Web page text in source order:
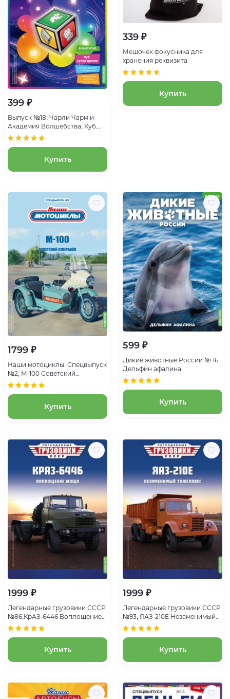
399 ₽
Выпуск №18: Чарли Чарм и
Академия Волшебства, Куб
суперзрения
Купить
339 ₽
Мешочек фокусника для
хранения реквизита
Купить
1799 ₽
Наши мотоциклы. Спецвыпуск
№2, М-100 Советский
супербайк
Купить
599 ₽
Дикие животные России № 16:
Дельфин афалина
Купить
1999 ₽
Легендарные грузовики СССР
№86,КрАЗ-6446 Воплощение
мощи
Купить
1999 ₽
Легендарные грузовики СССР
№93, ЯАЗ-210Е Незаменимый
тяжеловес
Купить